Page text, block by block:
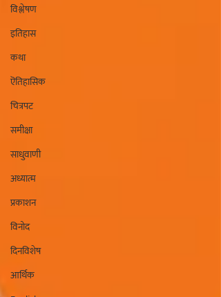
विश्लेषण
इतिहास
कथा
ऎतिहासिक
चित्रपट
समीक्षा
साधुवाणी
अध्यात्म
प्रकाशन
विनोद
दिनविशेष
आर्थिक